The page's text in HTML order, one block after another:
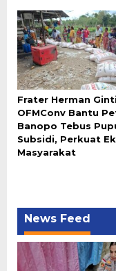
Frater Herman
OFMConv Bantu
Banopo Tebus
Subsidi, Perkuat
Masyarakat
News Feed